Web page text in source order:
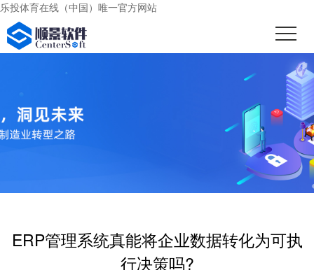
乐投体育在线（中国）唯一官方网站
ERP管理系统真能将企业数据转化为可执
行决策吗?